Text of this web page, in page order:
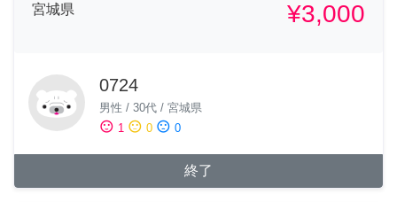
宮城県
¥3,000
0724
男性 / 30代 / 宮城県
sentiment_satisfied 1 sentiment_neutral 0 sentiment_dissatisfied 0
終了